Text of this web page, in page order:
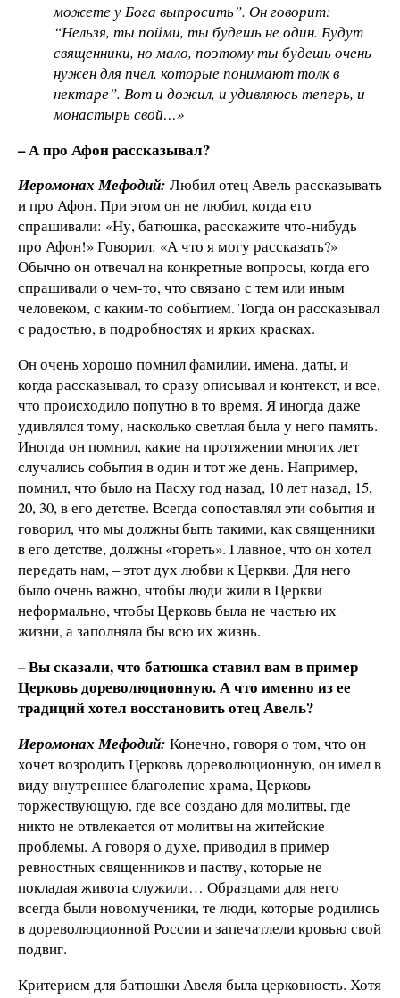
можете у Бога выпросить”. Он говорит:
“Нельзя, ты пойми, ты будешь не один. Будут
священники, но мало, поэтому ты будешь очень
нужен для пчел, которые понимают толк в
нектаре”. Вот и дожил, и удивляюсь теперь, и
монастырь свой…»
– А про Афон рассказывал?
Иеромонах Мефодий: Любил отец Авель рассказывать
и про Афон. При этом он не любил, когда его
спрашивали: «Ну, батюшка, расскажите что-нибудь
про Афон!» Говорил: «А что я могу рассказать?»
Обычно он отвечал на конкретные вопросы, когда его
спрашивали о чем-то, что связано с тем или иным
человеком, с каким-то событием. Тогда он рассказывал
с радостью, в подробностях и ярких красках.
Он очень хорошо помнил фамилии, имена, даты, и
когда рассказывал, то сразу описывал и контекст, и все,
что происходило попутно в то время. Я иногда даже
удивлялся тому, насколько светлая была у него память.
Иногда он помнил, какие на протяжении многих лет
случались события в один и тот же день. Например,
помнил, что было на Пасху год назад, 10 лет назад, 15,
20, 30, в его детстве. Всегда сопоставлял эти события и
говорил, что мы должны быть такими, как священники
в его детстве, должны «гореть». Главное, что он хотел
передать нам, – этот дух любви к Церкви. Для него
было очень важно, чтобы люди жили в Церкви
неформально, чтобы Церковь была не частью их
жизни, а заполняла бы всю их жизнь.
– Вы сказали, что батюшка ставил вам в пример
Церковь дореволюционную. А что именно из ее
традиций хотел восстановить отец Авель?
Иеромонах Мефодий: Конечно, говоря о том, что он
хочет возродить Церковь дореволюционную, он имел в
виду внутреннее благолепие храма, Церковь
торжествующую, где все создано для молитвы, где
никто не отвлекается от молитвы на житейские
проблемы. А говоря о духе, приводил в пример
ревностных священников и паству, которые не
покладая живота служили… Образцами для него
всегда были новомученики, те люди, которые родились
в дореволюционной России и запечатлели кровью свой
подвиг.
Критерием для батюшки Авеля была церковность. Хотя